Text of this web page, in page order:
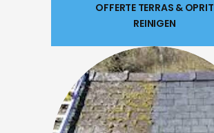
OFFERTE TERRAS & OPRIT
REINIGEN